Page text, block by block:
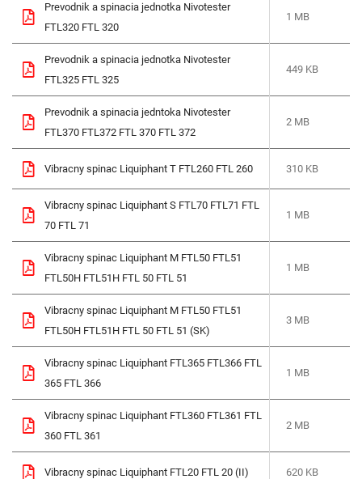
Prevodnik a spinacia jednotka Nivotester
FTL320 FTL 320
1 MB
Prevodnik a spinacia jednotka Nivotester
FTL325 FTL 325
449 KB
Prevodnik a spinacia jedntoka Nivotester
FTL370 FTL372 FTL 370 FTL 372
2 MB
Vibracny spinac Liquiphant T FTL260 FTL 260 310 KB
Vibracny spinac Liquiphant S FTL70 FTL71 FTL
70 FTL 71
1 MB
Vibracny spinac Liquiphant M FTL50 FTL51
FTL50H FTL51H FTL 50 FTL 51
1 MB
Vibracny spinac Liquiphant M FTL50 FTL51
FTL50H FTL51H FTL 50 FTL 51 (SK)
3 MB
Vibracny spinac Liquiphant FTL365 FTL366 FTL
365 FTL 366
1 MB
Vibracny spinac Liquiphant FTL360 FTL361 FTL
360 FTL 361
2 MB
Vibracny spinac Liquiphant FTL20 FTL 20 (II) 620 KB